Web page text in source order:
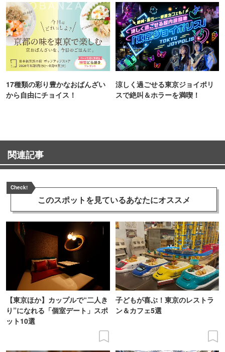
17種類の彩り豊かなおばんざい
から自由にチョイス！
涼しく過ごせる東京ジョイポリ
スで絶叫＆ホラーを満喫！
関連記事
Check!
このスポットを見ているあなたにオススメ
【東京ほか】カップルで“二人き
り”になれる「個室デート」スポ
ット10選
子どもが喜ぶ！東京のレストラ
ン＆カフェ5選